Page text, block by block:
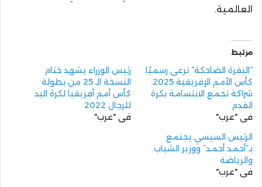
العالمية.
مرتبط
“البقرة الضاحكة” ترعى رسميًا
كأس الأمم الإفريقية 2025:
شراكة تجمع الابتسامة بكرة
القدم
في "عرب"
رئيس الوزراء يشهد ختام
النسخة الـ 25 من بطولة
كأس أمم أفريقيا لكرة اليد
للرجال 2022
في "عرب"
الرئيس السيسي يجتمع
بـ”أحمد أحمد” ووزير الشباب
والرياضة
في "عرب"